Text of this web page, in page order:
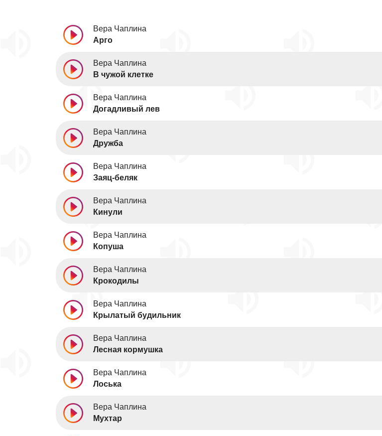
Вера Чаплина
Арго
Вера Чаплина
В чужой клетке
Вера Чаплина
Догадливый лев
Вера Чаплина
Дружба
Вера Чаплина
Заяц-беляк
Вера Чаплина
Кинули
Вера Чаплина
Копуша
Вера Чаплина
Крокодилы
Вера Чаплина
Крылатый будильник
Вера Чаплина
Лесная кормушка
Вера Чаплина
Лоська
Вера Чаплина
Мухтар